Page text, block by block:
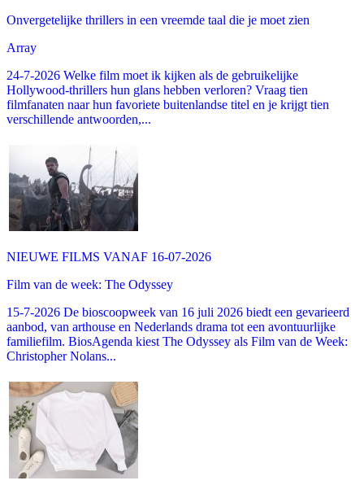
Onvergetelijke thrillers in een vreemde taal die je moet zien
Array
24-7-2026 Welke film moet ik kijken als de gebruikelijke
Hollywood-thrillers hun glans hebben verloren? Vraag tien
filmfanaten naar hun favoriete buitenlandse titel en je krijgt tien
verschillende antwoorden,...
NIEUWE FILMS VANAF 16-07-2026
Film van de week: The Odyssey
15-7-2026 De bioscoopweek van 16 juli 2026 biedt een gevarieerd
aanbod, van arthouse en Nederlands drama tot een avontuurlijke
familiefilm. BiosAgenda kiest The Odyssey als Film van de Week:
Christopher Nolans...